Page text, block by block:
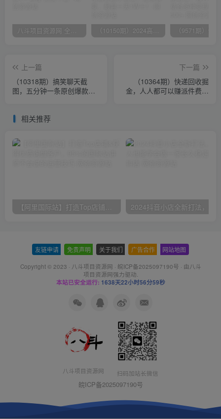
八斗项目资源网 全网正品VIP课程 无损下载~ （10150期）2024高考项目野路子玩法，无限裂变，最高一天1W＋！
上一篇
（10318期）搞笑聊天截
图，五分钟一条原创爆款，
下一篇
（10364期）快递回收掘
金，人人都可以赚派件费，
相关推荐
【阿里国际站】打造Top店铺&获得优质询盘客户，​95%的国际站讲师不会说的运营技巧
友链申请 免责声明 关于我们 广告合作 网站地图
Copyright © 2023 · 八斗项目资源网 · 皖ICP备2025097190号 · 由八斗
项目资源网强力驱动.
本站已安全运行: 1638天22小时56分59秒
八斗项目资源网 扫码加站长微信
皖ICP备2025097190号